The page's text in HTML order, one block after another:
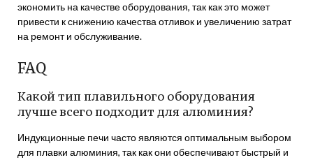
экономить на качестве оборудования, так как это может
привести к снижению качества отливок и увеличению затрат
на ремонт и обслуживание.
FAQ
Какой тип плавильного оборудования
лучше всего подходит для алюминия?
Индукционные печи часто являются оптимальным выбором
для плавки алюминия, так как они обеспечивают быстрый и